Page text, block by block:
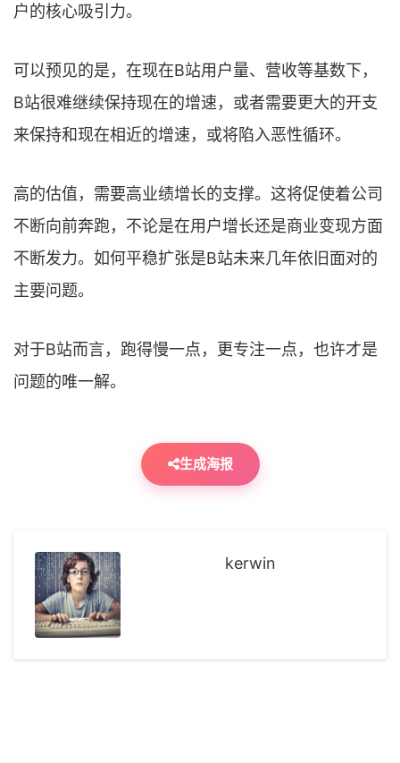
户的核心吸引力。
可以预见的是，在现在B站用户量、营收等基数下，
B站很难继续保持现在的增速，或者需要更大的开支
来保持和现在相近的增速，或将陷入恶性循环。
高的估值，需要高业绩增长的支撑。这将促使着公司
不断向前奔跑，不论是在用户增长还是商业变现方面
不断发力。如何平稳扩张是B站未来几年依旧面对的
主要问题。
对于B站而言，跑得慢一点，更专注一点，也许才是
问题的唯一解。
生成海报
kerwin